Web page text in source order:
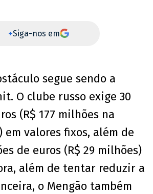
+Siga-nos em
segue sendo a
O clube russo exige 30
(R$ 177 milhões na
em valores fixos, além de
de euros (R$ 29 milhões)
além de tentar reduzir a
o Mengão também